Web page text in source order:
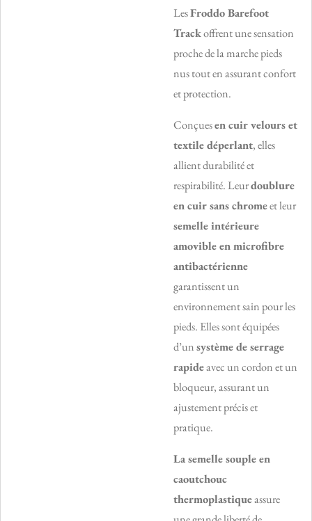
LesFroddo Barefoot
Trackoffrent une sensation
proche de la marche pieds
nus tout en assurant confort
et protection.
Conçuesen cuir velours et
textile déperlant, elles
allient durabilité et
respirabilité. Leurdoublure
en cuir sans chromeet leur
semelle intérieure
amovible en microfibre
antibactérienne
garantissent un
environnement sain pour les
pieds. Elles sont équipées
d’unsystème de serrage
rapideavec un cordon et un
bloqueur, assurant un
ajustement précis et
pratique.
La semelle souple en
caoutchouc
thermoplastiqueassure